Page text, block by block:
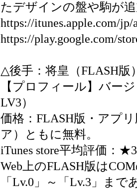
たデザインの盤や駒が
https://itunes.apple.com/
https://play.google.com/
△後手：将皇（FLASH版
【プロフィール】バー
LV3）
価格：FLASH版・アプリ
ア）ともに無料。
iTunes store平均評価：
Web上のFLASH版は
「Lv.0」～「Lv.3」­まで